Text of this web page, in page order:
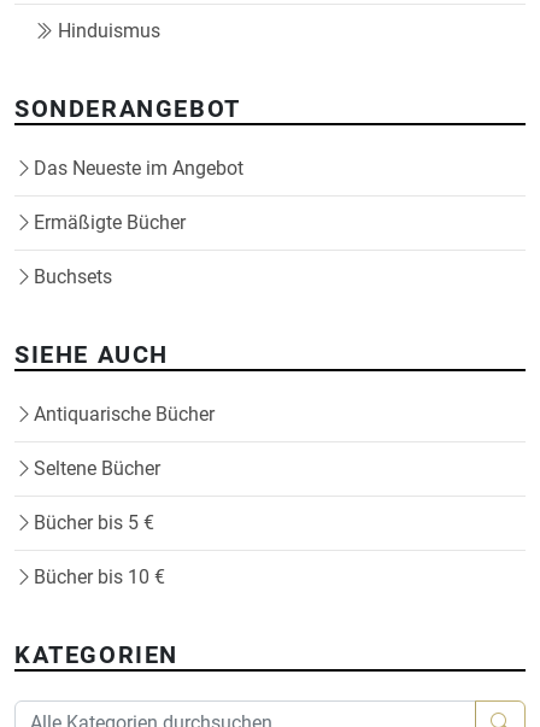
Hinduismus
SONDERANGEBOT
Das Neueste im Angebot
Ermäßigte Bücher
Buchsets
SIEHE AUCH
Antiquarische Bücher
Seltene Bücher
Bücher bis 5 €
Bücher bis 10 €
KATEGORIEN